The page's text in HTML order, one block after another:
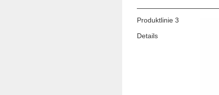
Produktlinie 3
Details